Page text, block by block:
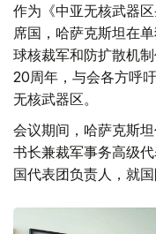
作为《中亚无核武器
席国，哈萨克斯坦在
球核裁军和防扩散机
20周年，与会各方呼
无核武器区。
会议期间，哈萨克斯
书长兼裁军事务高级
国代表团负责人，就